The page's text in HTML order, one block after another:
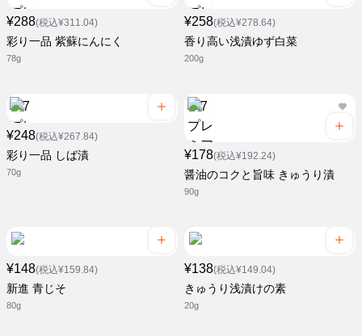
¥288(税込¥311.04)
彩り一品 紫蘇にんにく
78g
¥258(税込¥278.64)
香り高い浅漬ゆず白菜
200g
¥248(税込¥267.84)
彩り一品 しば漬
70g
¥178(税込¥192.24)
醤油のコクと旨味 きゅうり漬
90g
¥148(税込¥159.84)
新進 青じそ
80g
¥138(税込¥149.04)
きゅうり浅漬けの素
20g